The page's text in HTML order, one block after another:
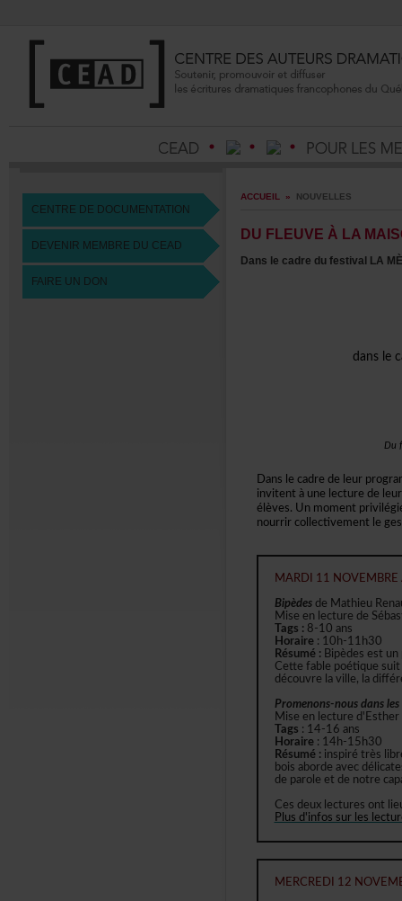
CENTREDEDOCUMENTATION
DEVENIRMEMBREDUCEAD
FAIREUNDON
ACCUEIL » NOUVELLES
Bipèdes
Tags:8-10ans
Horaire:10h-11h30
Résumé:
Promenons-
Tags :14-16ans
Horaire :14h-15h30
Résumé: